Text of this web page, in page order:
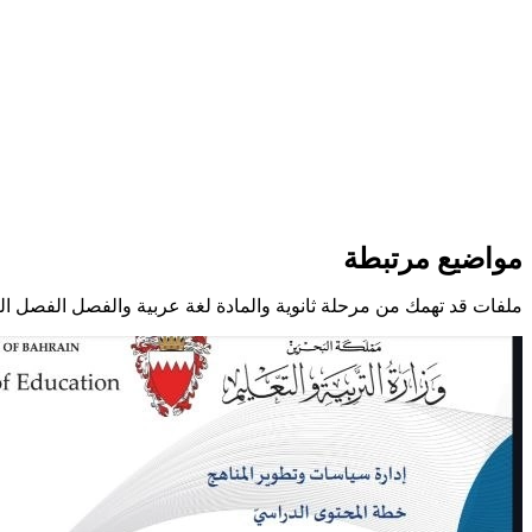
مواضيع مرتبطة
ملفات قد تهمك من مرحلة ثانوية والمادة لغة عربية والفصل الفصل